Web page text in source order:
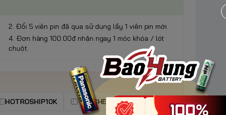
2. Đổi 5 viên pin đã qua sử dụng lấy 1 viên pin mới.
4. Đơn hàng 100.00đ nhận ngay 1 móc khóa / lót
chuột.
HOTROSHIP10K VOUCHER5K